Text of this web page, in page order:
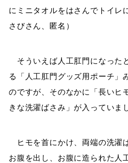
にミニタオルをはさんでトイレ
さびさん、匿名）
そういえば人工肛門になった
る「人工肛門グッズ用ポーチ」
のですが、そのなかに「長いヒ
きな洗濯ばさみ」が入っていま
ヒモを首にかけ、両端の洗濯
お腹を出し、お腹に造られた人